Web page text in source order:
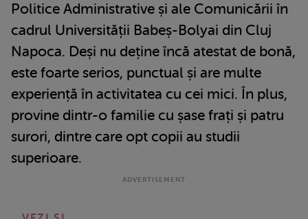
Politice Administrative și ale Comunicării în
cadrul Universității Babeș-Bolyai din Cluj
Napoca. Deși nu deține încă atestat de bonă,
este foarte serios, punctual și are multe
experiență în activitatea cu cei mici. În plus,
provine dintr-o familie cu șase frați și patru
surori, dintre care opt copii au studii
superioare.